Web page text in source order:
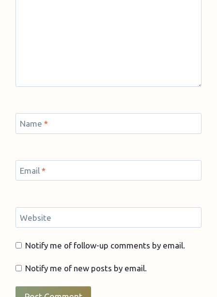
Name *
Email *
Website
Notify me of follow-up comments by email.
Notify me of new posts by email.